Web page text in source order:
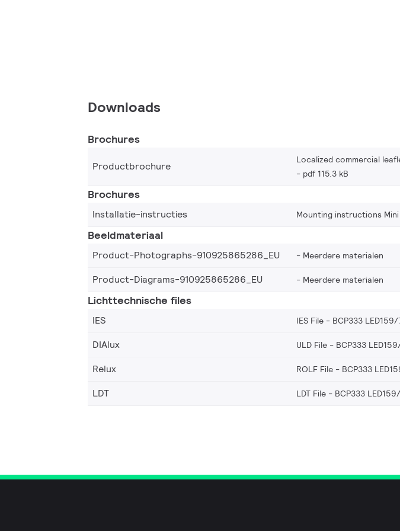
Downloads
Brochures
Productbrochure
Localized commercial
pdf 115.3 kB
Brochures
Installatie-instructies Mounting instructions Mini
Beeldmateriaal
Product-Photographs-910925865286_EU Meerdere materialen
Product-Diagrams-910925865286_EU
Meerdere materialen
Lichttechnische files
IES IES File - BCP333 LED159/
DIAlux
ULD File - BCP333
Relux
ROLF File - BCP333
LDT
LDT File - BCP333